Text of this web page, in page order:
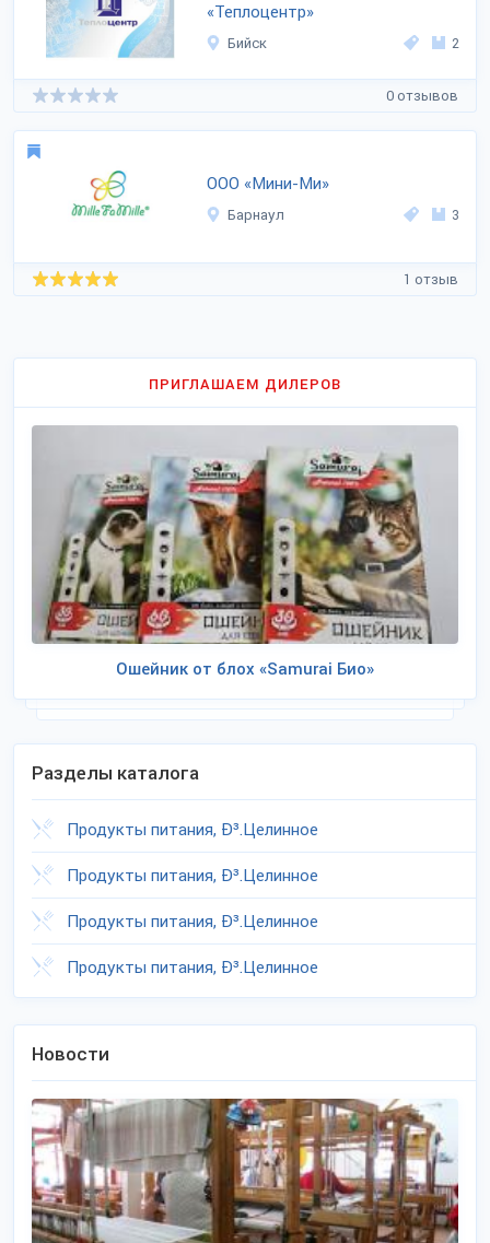
«Теплоцентр»
Бийск 2
0 отзывов
ООО «Мини-Ми»
Барнаул 3
1 отзыв
ПРИГЛАШАЕМ ДИЛЕРОВ
Ошейник от блох «Samurai Био»
Разделы каталога
Продукты питания, Ð³.Целинное
Продукты питания, Ð³.Целинное
Продукты питания, Ð³.Целинное
Продукты питания, Ð³.Целинное
Новости